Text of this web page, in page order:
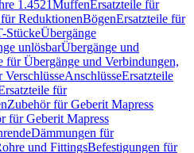
1.4521MuffenErsatzteile für
ReduktionenBögenErsatzteile für
StückeÜbergänge
unlösbarÜbergänge und
für Übergänge und Verbindungen,
VerschlüsseAnschlüsseErsatzteile
für
Zubehör für Geberit Mapress
für Geberit Mapress
Dämmungen für
und FittingsBefestigungen für